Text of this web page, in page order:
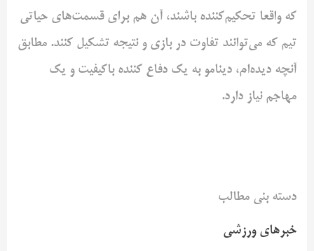
که واقعا تحکیم‌کننده باشند، آن هم برای قسمت‌های حیاتی
تیم که می‌توانند تفاوت در بازی و نتیجه تشکیل کنند. مطابق
آنچه دیده‌ام، دینامو به یک دفاع کننده باکیفیت و یک
مهاجم نیاز دارد.
دسته بنی مطالب
خبرهای ورزشی